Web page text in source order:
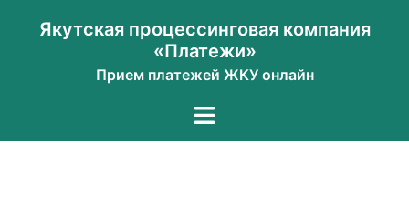
Якутская процессинговая компания
«Платежи»
Прием платежей ЖКУ онлайн
Переключатель